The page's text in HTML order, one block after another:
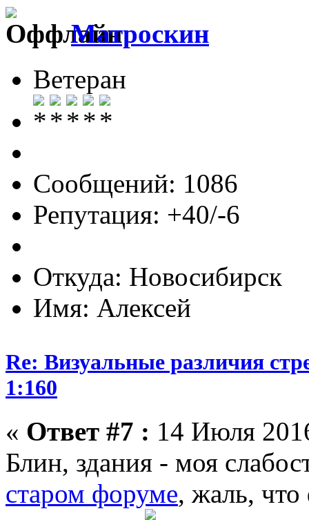
Матроскин
Ветеран
Сообщений: 1086
Репутация: +40/-6
Откуда: Новосибирск
Имя: Алексей
Re: Визуальные различия
1:160
« Ответ #7 : 14 Июля
Блин, здания - моя
старом форуме, жаль,